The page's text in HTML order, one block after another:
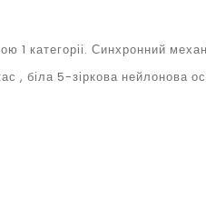
1 категоріі. Синхронний
, біла 5-зіркова нейлонова